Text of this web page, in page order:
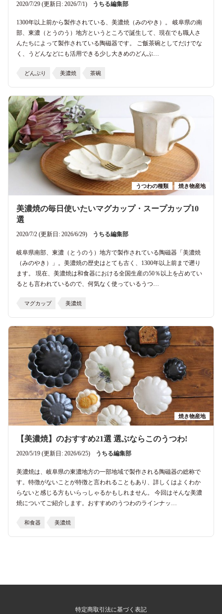
2020/7/29 (更新日: 2026/7/1) うちる編集部
1300年以上前から製作されている、美濃焼（みのやき）。 岐阜県の南
部、東濃（とうのう）地方というところで誕生して、現在でも職人さ
んたちによって製作されている陶磁器です。 ご飯茶碗としてだけでな
く、うどんなどにも活用できる少し大きめのどんぶ…
どんぶり 美濃焼 茶碗
うつわの種類 焼き物産地
美濃焼の毎日使いたいマグカップ・スープカップ10
選
2020/7/2 (更新日: 2026/6/29) うちる編集部
岐阜県南部、東濃（とうのう）地方で製作されている陶磁器「美濃焼
（みのやき）」。美濃焼の歴史はとても古く、1300年以上前まで遡り
ます。 現在、美濃焼は和食器における全国生産の50％以上を占めてい
るとも言われているので、何気なく使っているうつ…
マグカップ 美濃焼
焼き物産地
【美濃焼】のおすすめ21選 選ぶならこのうつわ!
2020/5/19 (更新日: 2026/6/25) うちる編集部
美濃焼は、岐阜県の東濃地方の一部地域で製作される陶磁器の総称で
す。特徴がないことが特徴と言われることもあり、詳しくはよくわか
らないと感じる方もいらっしゃるかもしれません。 今回はそんな美濃
焼についてご紹介します。おすすめのうつわのラインナッ…
和食器 美濃焼
特定商取引法に基づく表記